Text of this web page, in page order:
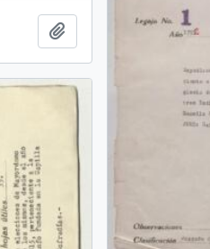
Añadir al portapapeles